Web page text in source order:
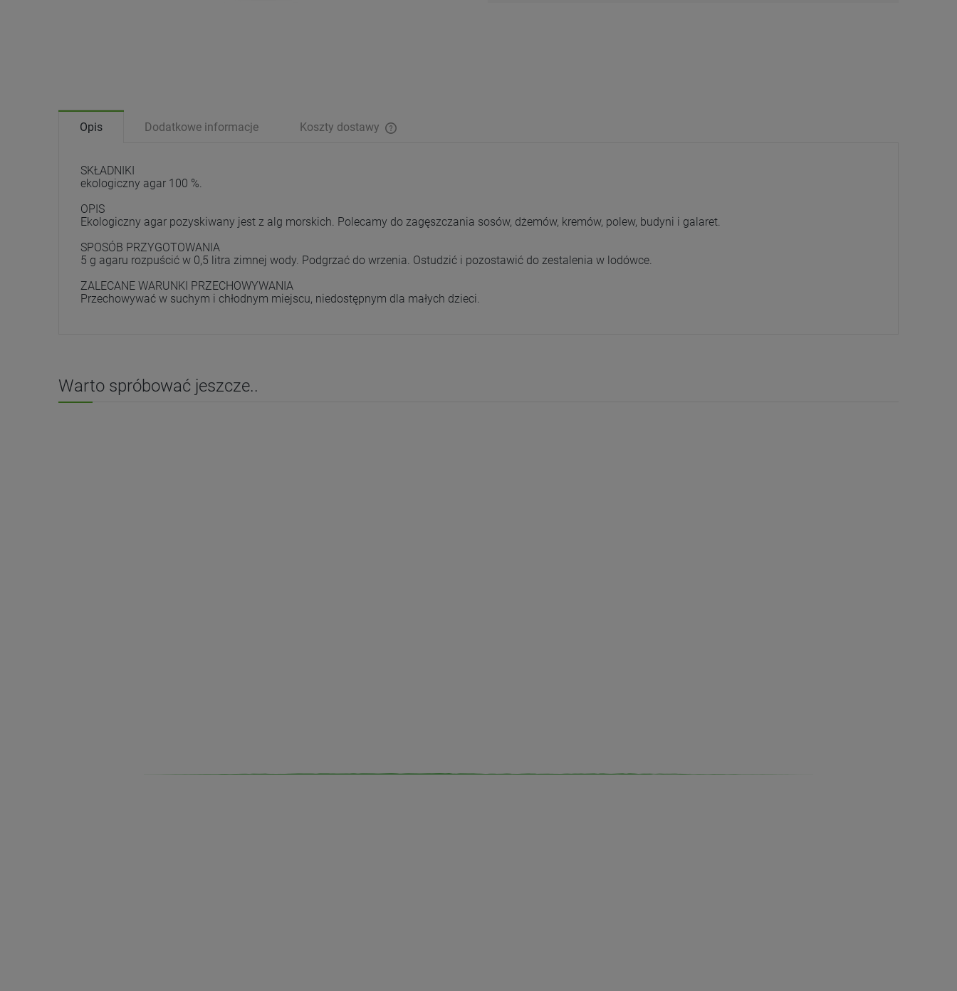
Opis Dodatkowe informacje Koszty dostawy
SKŁADNIKI
ekologiczny agar 100 %.
OPIS
Ekologiczny agar pozyskiwany jest z alg morskich. Polecamy do zagęszczania sosów, dżemów, kremów, polew, budyni i galaret.
SPOSÓB PRZYGOTOWANIA
5 g agaru rozpuścić w 0,5 litra zimnej wody. Podgrzać do wrzenia. Ostudzić i pozostawić do zestalenia w lodówce.
ZALECANE WARUNKI PRZECHOWYWANIA
Przechowywać w suchym i chłodnym miejscu, niedostępnym dla małych dzieci.
Warto spróbować jeszcze..